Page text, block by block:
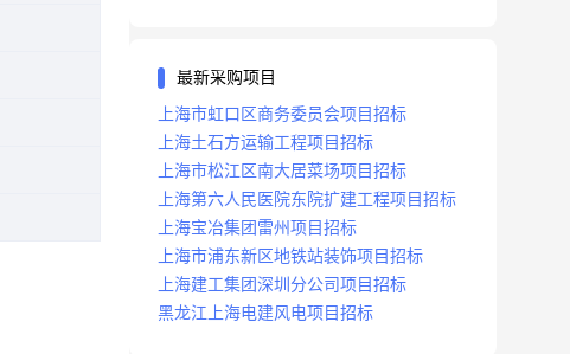
最新采购项目
上海市虹口区商务委员会项目招标
上海土石方运输工程项目招标
上海市松江区南大居菜场项目招标
上海第六人民医院东院扩建工程项目招标
上海宝冶集团雷州项目招标
上海市浦东新区地铁站装饰项目招标
上海建工集团深圳分公司项目招标
黑龙江上海电建风电项目招标